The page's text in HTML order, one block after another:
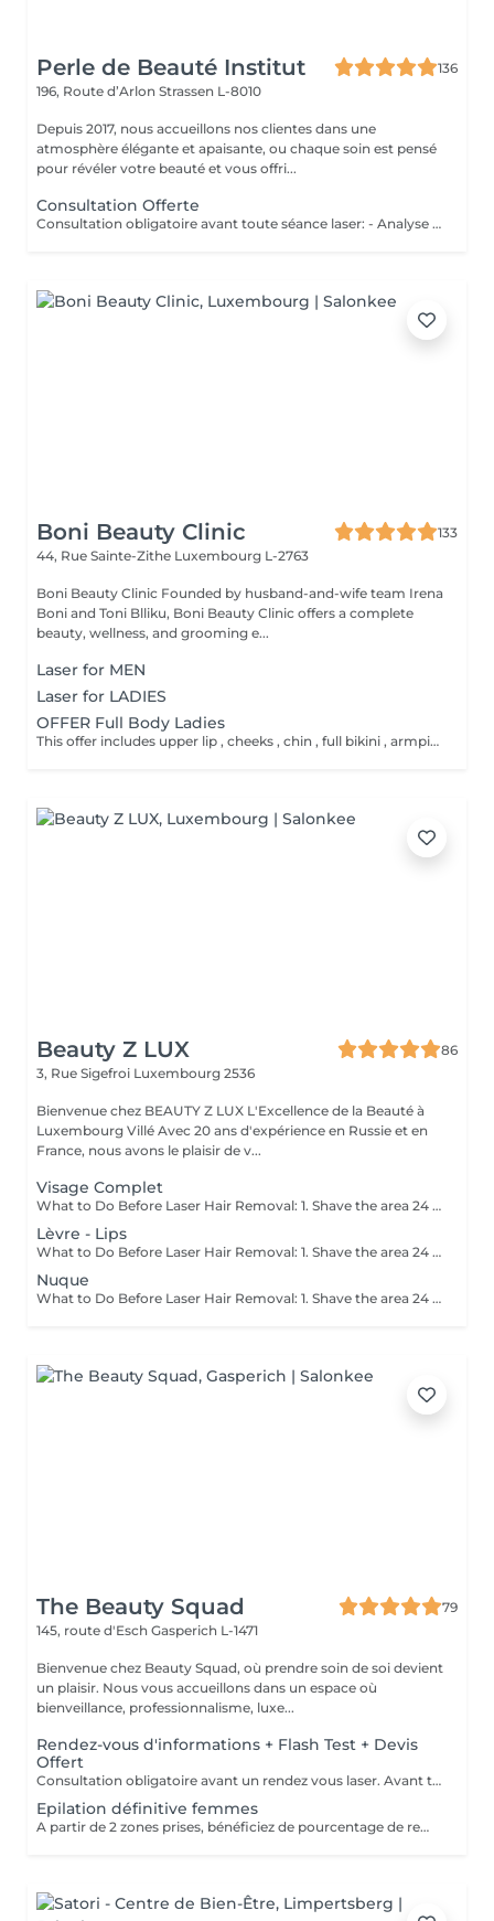
Perle de Beauté Institut
136
196, Route d’Arlon Strassen L-8010
Depuis 2017, nous accueillons nos clientes dans une
atmosphère élégante et apaisante, ou chaque soin est pensé
pour révéler votre beauté et vous offri...
Consultation Offerte
Consultation obligatoire avant toute séance laser: - Analyse personnalisée de votre peau et pilosité - Vérification des contre-indications - Plan de séances adapté à votre corps - Technologie sure et efficace
Boni Beauty Clinic
133
44, Rue Sainte-Zithe Luxembourg L-2763
Boni Beauty Clinic Founded by husband-and-wife team Irena
Boni and Toni Blliku, Boni Beauty Clinic offers a complete
beauty, wellness, and grooming e...
Laser for MEN
Laser for LADIES
OFFER Full Body Ladies
This offer includes upper lip , cheeks , chin , full bikini , armpits and full legs .
Beauty Z LUX
86
3, Rue Sigefroi Luxembourg 2536
Bienvenue chez BEAUTY Z LUX L'Excellence de la Beauté à
Luxembourg Villé Avec 20 ans d'expérience en Russie et en
France, nous avons le plaisir de v...
Visage Complet
What to Do Before Laser Hair Removal: 1. Shave the area 24 hours before your appointment don't wax or pluck. 2. Avoid sun exposure and tanning 3. Clean the skin make sure the area is free of lotion, deodorant, makeup, or oils. 4. Avoid active skincare products (like retinoids, acids, or scrubs) on the area for a few days before treatment. 5. Do not take photosensitizing medications (like certain antibiotics) check with your technician if you're unsure. 6. Wear loose, comfortable clothing on the day of your appointment. 7. Inform your technician if you are pregnant, breastfeeding, or have any medical conditions. Contraindications After Permanent Laser Hair Removal: 1. Avoid sun exposure for at least 12 weeks after treatment. 2. Do not use tanning beds or self-tanners in the treated area. 3. Avoid hot baths, saunas, and steam rooms for 2448 hours after treatment. 4. Do not wax, pluck, or use depilatory creams between sessions shaving is allowed. 5. Avoid using active skincare products (like retinoids, acids, or exfoliants) on the treated area for several days. 6. Do not apply makeup or perfumed products immediately after treatment (especially on the face). 7. Pregnancy and certain medications (like photosensitizing drugs) may be contraindications always consult a professional first.
Lèvre - Lips
What to Do Before Laser Hair Removal: 1. Shave the area 24 hours before your appointment don't wax or pluck. 2. Avoid sun exposure and tanning 3. Clean the skin make sure the area is free of lotion, deodorant, makeup, or oils. 4. Avoid active skincare products (like retinoids, acids, or scrubs) on the area for a few days before treatment. 5. Do not take photosensitizing medications (like certain antibiotics) check with your technician if you're unsure. 6. Wear loose, comfortable clothing on the day of your appointment. 7. Inform your technician if you are pregnant, breastfeeding, or have any medical conditions. Contraindications After Permanent Laser Hair Removal: 1. Avoid sun exposure for at least 12 weeks before and after treatment. 2. Do not use tanning beds or self-tanners in the treated area. 3. Avoid hot baths, saunas, and steam rooms for 2448 hours after treatment. 4. Do not wax, pluck, or use depilatory creams between sessions shaving is allowed. 5. Avoid using active skincare products (like retinoids, acids, or exfoliants) on the treated area for several days. 6. Do not apply makeup or perfumed products immediately after treatment (especially on the face). 7. Pregnancy and certain medications (like photosensitizing drugs) may be contraindications always consult a professional first.
Nuque
What to Do Before Laser Hair Removal: 1. Shave the area 24 hours before your appointment don't wax or pluck. 2. Avoid sun exposure and tanning 3. Clean the skin make sure the area is free of lotion, deodorant, makeup, or oils. 4. Avoid active skincare products (like retinoids, acids, or scrubs) on the area for a few days before treatment. 5. Do not take photosensitizing medications (like certain antibiotics) check with your technician if you're unsure. 6. Wear loose, comfortable clothing on the day of your appointment. 7. Inform your technician if you are pregnant, breastfeeding, or have any medical conditions. Contraindications After Permanent Laser Hair Removal: 1. Avoid sun exposure for at least 12 weeks before and after treatment. 2. Do not use tanning beds or self-tanners in the treated area. 3. Avoid hot baths, saunas, and steam rooms for 2448 hours after treatment. 4. Do not wax, pluck, or use depilatory creams between sessions shaving is allowed. 5. Avoid using active skincare products (like retinoids, acids, or exfoliants) on the treated area for several days. 6. Do not apply makeup or perfumed products immediately after treatment (especially on the face). 7. Pregnancy and certain medications (like photosensitizing drugs) may be contraindications always consult a professional first.
The Beauty Squad
79
145, route d'Esch Gasperich L-1471
Bienvenue chez Beauty Squad, où prendre soin de soi devient
un plaisir. Nous vous accueillons dans un espace où
bienveillance, professionnalisme, luxe...
Rendez-vous d'informations + Flash Test + Devis
Offert
Consultation obligatoire avant un rendez vous laser. Avant tout traitement, nous vous proposons gratuitement un rendez-vous d'information afin de vous apporter toutes les explications utiles et évaluer vos besoins spécifiques. Un flash test est effectué et un devis personnalisé vous est proposé.
Epilation définitive femmes
A partir de 2 zones prises, bénéficiez de pourcentage de remises. Plus d'informations durant votre rendez-vous d'information